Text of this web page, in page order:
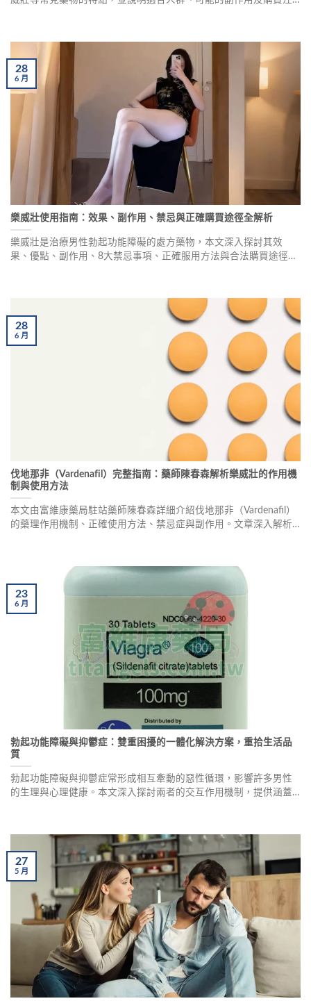
樂威壯使用指南：效果、副作用、禁忌與正確購買途徑全解析
樂威壯是治療男性勃起功能障礙的處方藥物，本文深入探討其效
果、優點、副作用、8大禁忌事項、正確服用方法與合法購買途徑，
28
6月
伐地那非（Vardenafil）完整指南：藥師陳春森解析樂威壯的作用機
制與使用方法
本文由富維康藥局駐站藥師陳春森詳細介紹伐地那非（Vardenafil）
的藥理作用機制、正確使用方法、禁忌症與副作用。文章深入解析
28
6月
勃起功能障礙與抑鬱症：雙重困擾的一體化解決方案，重拾生活品
質
勃起功能障礙與抑鬱症常形成相互牽動的惡性循環，影響許多男性
的生理與心理健康。本文深入探討兩者的交互作用機制，提供涵蓋
23
6月
27
5月